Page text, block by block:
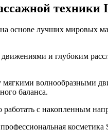
техники
основе лучших мировых
и глубоким
мягкими волнообразными
баланса.
с накопленным